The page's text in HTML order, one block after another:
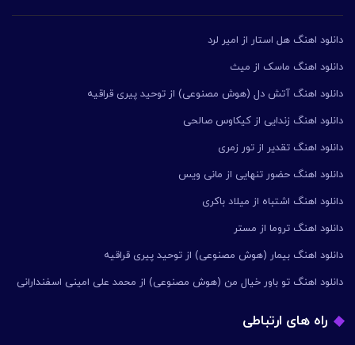
دانلود اهنگ هل استار از امیر لرد
دانلود اهنگ ماسک از میث
دانلود اهنگ آتش دل (هوش مصنوعی) از توحید پیری قراقیه
دانلود اهنگ زندایی از کیکاوس صالحی
دانلود اهنگ تقدیر از تور زمری
دانلود اهنگ حضور تنهایی از مانی ویس
دانلود اهنگ اشتباه از میلاد باکری
دانلود اهنگ تروما از مستر
دانلود اهنگ بیمار (هوش مصنوعی) از توحید پیری قراقیه
دانلود اهنگ تو باور خیال من (هوش مصنوعی) از محمد علی امینی اسفندارانی
راه های ارتباطی